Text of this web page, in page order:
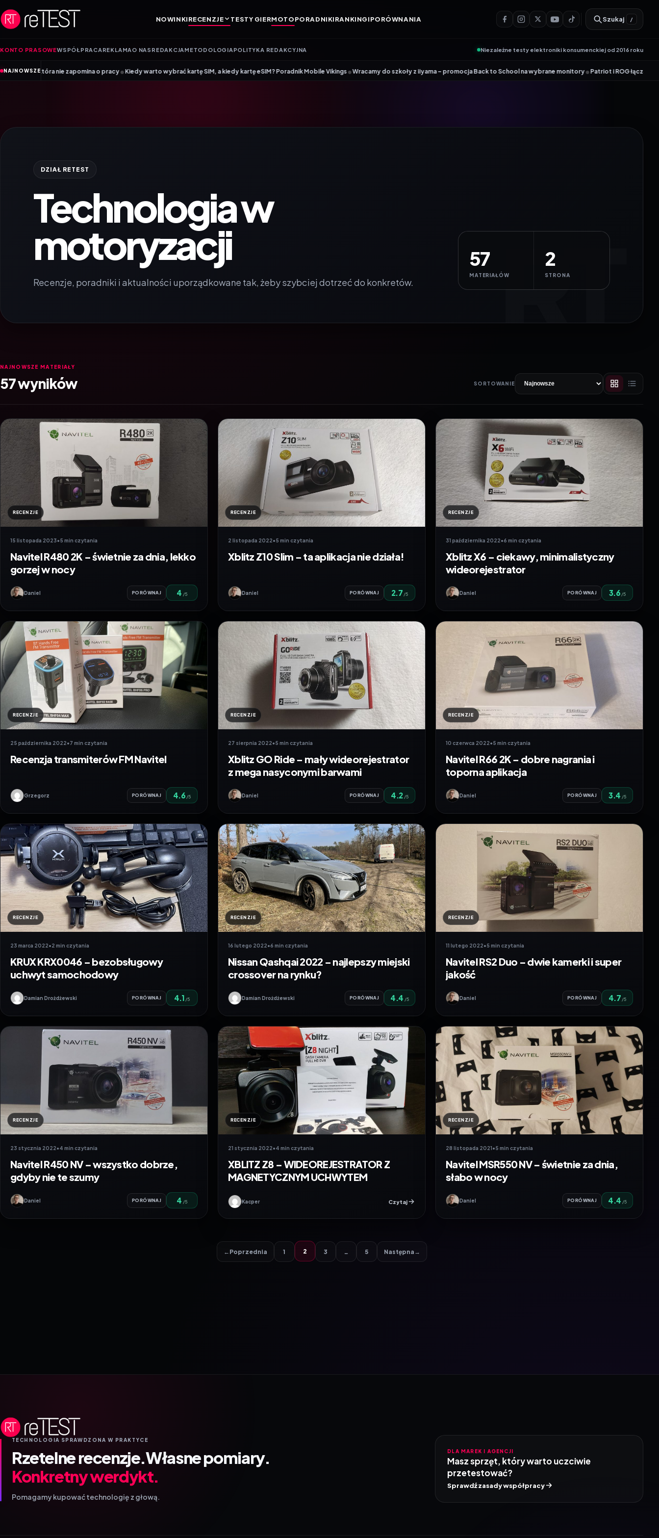
NOWINKIRECENZJE TESTY GIERMOTOPORADNIKIRANKINGIPORÓWNANIA Szukaj /
KONTO PRASOWEWSPÓŁPRACA REKLAMA O NAS REDAKCJA METODOLOGIA POLITYKA REDAKCYJNA Niezależne testy elektroniki konsumenckiej od 2016 roku
NAJNOWSZE
o pracy•Kiedy warto wybrać kartę SIM, a kiedy kartę eSIM? Poradnik Mobile Vikings•Wracamy do szkoły z iiyama – promocja Back to School na wybrane monitory•Patriot i ROG łączą siły. Viper Steel 5 Infinite
DZIAŁ RETEST
Technologia w
motoryzacji
Recenzje, poradniki i aktualności uporządkowane tak, żeby szybciej dotrzeć do konkretów.
57
MATERIAŁÓW
2
STRONA
NAJNOWSZE MATERIAŁY
57 wyników SORTOWANIE
RECENZJE
15 listopada 2023•5 min czytania
Navitel R480 2K – świetnie za dnia, lekko
gorzej w nocy
Daniel PORÓWNAJ 4 /5
RECENZJE
2 listopada 2022•5 min czytania
Xblitz Z10 Slim – ta aplikacja nie działa!
Daniel PORÓWNAJ 2.7 /5
RECENZJE
31 października 2022•6 min czytania
Xblitz X6 – ciekawy, minimalistyczny
wideorejestrator
Daniel PORÓWNAJ 3.6 /5
RECENZJE
25 października 2022•7 min czytania
Recenzja transmiterów FM Navitel
Grzegorz PORÓWNAJ 4.6 /5
RECENZJE
27 sierpnia 2022•5 min czytania
Xblitz GO Ride – mały wideorejestrator
z mega nasyconymi barwami
Daniel PORÓWNAJ 4.2 /5
RECENZJE
10 czerwca 2022•5 min czytania
Navitel R66 2K – dobre nagrania i
toporna aplikacja
Daniel PORÓWNAJ 3.4 /5
RECENZJE
23 marca 2022•2 min czytania
KRUX KRX0046 – bezobsługowy
uchwyt samochodowy
Damian Drożdżewski PORÓWNAJ 4.1 /5
RECENZJE
16 lutego 2022•6 min czytania
Nissan Qashqai 2022 – najlepszy miejski
crossover na rynku?
Damian Drożdżewski PORÓWNAJ 4.4 /5
RECENZJE
11 lutego 2022•5 min czytania
Navitel RS2 Duo – dwie kamerki i super
jakość
Daniel PORÓWNAJ 4.7 /5
RECENZJE
23 stycznia 2022•4 min czytania
Navitel R450 NV – wszystko dobrze,
gdyby nie te szumy
Daniel PORÓWNAJ 4 /5
RECENZJE
21 stycznia 2022•4 min czytania
XBLITZ Z8 – WIDEOREJESTRATOR Z
MAGNETYCZNYM UCHWYTEM
Kacper Czytaj
RECENZJE
28 listopada 2021•5 min czytania
Navitel MSR550 NV – świetnie za dnia,
słabo w nocy
Daniel PORÓWNAJ 4.4 /5
← Poprzednia 1 2 3 … 5 Następna →
TECHNOLOGIA SPRAWDZONA W PRAKTYCE
Rzetelne recenzje.Własne pomiary.
Konkretny werdykt.
Pomagamy kupować technologię z głową.
DLA MAREK I AGENCJI
Masz sprzęt, który warto uczciwie
przetestować?
Sprawdź zasady współpracy